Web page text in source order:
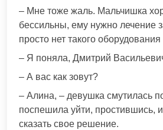
– Мне тоже жаль. Мальчишка
бессильны, ему нужно лечение
просто нет такого оборудования
– Я поняла, Дмитрий
– А вас как зовут?
– Алина, – девушка смутилась
поспешила уйти, простившись,
сказать свое решение.